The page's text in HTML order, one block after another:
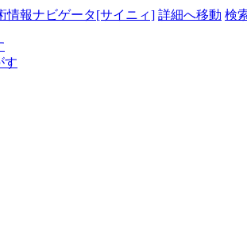
情報ナビゲータ[サイニィ] 詳細へ移動 検
す